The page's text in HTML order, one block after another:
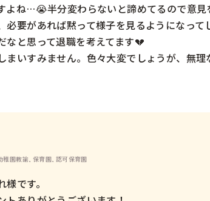
よね…😭半分変わらないと諦めてるので意
必要があれば黙って様子を見るようになっ
なと思って退職を考えてます💔
まいすみません。色々大変でしょうが、無
稚園教諭, 保育園, 認可保育園
です。